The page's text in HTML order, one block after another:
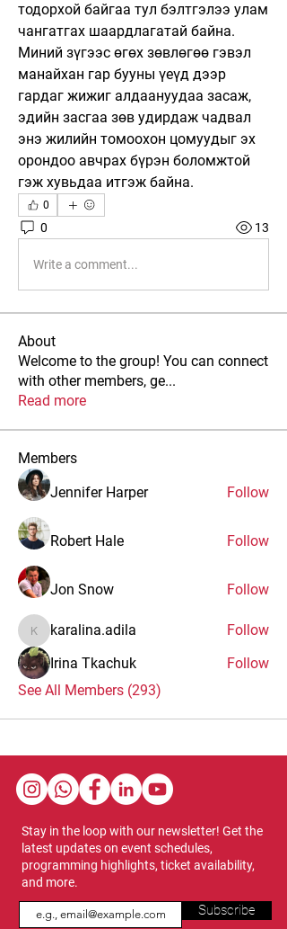
тодорхой байгаа тул бэлтгэлээ улам
чангатгах шаардлагатай байна.
Миний зүгээс өгөх зөвлөгөө гэвэл
манайхан гар бууны үеүд дээр
гардаг жижиг алдаануудаа засаж,
эдийн засгаа зөв удирдаж чадвал
энэ жилийн томоохон цомуудыг эх
орондоо авчрах бүрэн боломжтой
гэж хувьдаа итгэж байна.
0
0 13
Write a comment...
About
Welcome to the group! You can connect
with other members, ge...
Read more
Members
Jennifer Harper
Follow
Robert Hale Follow
Jon Snow Follow
karalina.adila
karalina.adila
Follow
Irina Tkachuk
Follow
See All Members (293)
Stay in the loop with our newsletter! Get the
latest updates on event schedules,
programming highlights, ticket availability,
and more.
Subscribe